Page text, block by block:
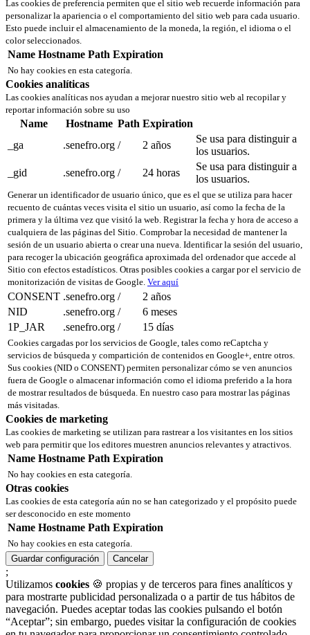
Las cookies de preferencia permiten que el sitio web recuerde información para
personalizar la apariencia o el comportamiento del sitio web para cada usuario.
Esto puede incluir el almacenamiento de la moneda, la región, el idioma o el
color seleccionados.
Name Hostname Path Expiration
No hay cookies en esta categoría.
Cookies analíticas
Las cookies analíticas nos ayudan a mejorar nuestro sitio web al recopilar y
reportar información sobre su uso
Name Hostname Path Expiration
_ga
.senefro.org / 2 años
Se usa para distinguir a
los usuarios.
_gid
.senefro.org / 24 horas
Se usa para distinguir a
los usuarios.
Generar un identificador de usuario único, que es el que se utiliza para hacer
recuento de cuántas veces visita el sitio un usuario, así como la fecha de la
primera y la última vez que visitó la web. Registrar la fecha y hora de acceso a
cualquiera de las páginas del Sitio. Comprobar la necesidad de mantener la
sesión de un usuario abierta o crear una nueva. Identificar la sesión del usuario,
para recoger la ubicación geográfica aproximada del ordenador que accede al
Sitio con efectos estadísticos. Otras posibles cookies a cargar por el servicio de
monitorización de visitas de Google. Ver aquí
CONSENT .senefro.org /
2 años
NID
.senefro.org /
6 meses
1P_JAR
.senefro.org / 15 días
Cookies cargadas por los servicios de Google, tales como reCaptcha y
servicios de búsqueda y compartición de contenidos en Google+, entre otros.
Sus cookies (NID o CONSENT) permiten personalizar cómo se ven anuncios
fuera de Google o almacenar información como el idioma preferido a la hora
de mostrar resultados de búsqueda. En nuestro caso para mostrar las páginas
más visitadas.
Cookies de marketing
Las cookies de marketing se utilizan para rastrear a los visitantes en los sitios
web para permitir que los editores muestren anuncios relevantes y atractivos.
Name Hostname Path Expiration
No hay cookies en esta categoría.
Otras cookies
Las cookies de esta categoría aún no se han categorizado y el propósito puede
ser desconocido en este momento
Name Hostname Path Expiration
No hay cookies en esta categoría.
Guardar configuración
Cancelar
;
Utilizamos cookies 🍪 propias y de terceros para fines analíticos y
para mostrarte publicidad personalizada o a partir de tus hábitos de
navegación. Puedes aceptar todas las cookies pulsando el botón
“Aceptar”; sin embargo, puedes visitar la configuración de cookies